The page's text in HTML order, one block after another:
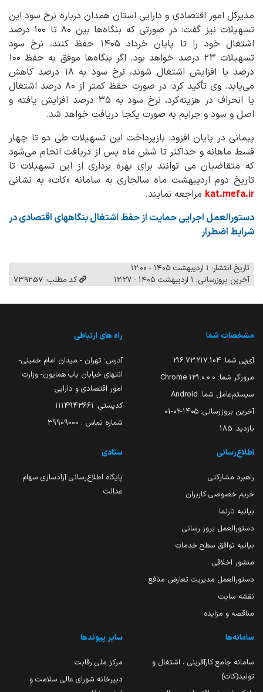
مدیرکل امور اقتصادی و دارایی استان همدان درباره نرخ سود این
تسهیلات نیز گفت: در صورتی که بنگاه‌ها بین ۸۰ تا ۱۰۰ درصد
اشتغال خود را تا پایان خرداد ۱۴۰۵ حفظ کنند، نرخ سود
تسهیلات ۲۳ درصد خواهد بود. اگر بنگاه‌ها موفق به حفظ ۱۰۰
درصد یا افزایش اشتغال شوند، نرخ سود به ۱۸ درصد کاهش
می‌یابد. وی تأکید کرد: در صورت حفظ کمتر از ۸۰ درصد اشتغال
یا انحراف در هزینه‌کرد، نرخ سود به ۳۵ درصد افزایش یافته و
اصل و سود و جرایم به صورت یکجا دریافت خواهد شد.
پیمانی در پایان افزود: بازپرداخت این تسهیلات طی دو تا چهار
قسط ماهانه و حداکثر تا شش ماه پس از دریافت انجام می‌شود
که متقاضیان می توانند برای بهره برداری از این تسهیلات تا
تاریخ دوم اردیبهشت ماه سالجاری به سامانه «کات» به نشانی
kat.mefa.ir مراجعه نمایند.
دستورالعمل اجرایی حمایت از حفظ اشتغال بنگاههای اقتصادی در
شرایط اضطرار
تاریخ انتشار: ۱ اردیبهشت ۱۴۰۵ - ۱۲:۰۰
آخرین بروزرسانی: ۱ اردیبهشت ۱۴۰۵ - ۱۲:۲۷
کد مطلب: 739257
مشخصات شما
آی‌پی شما: 216.73.217.104
مرورگر شما: 131.0.0.0 Chrome
سیستم‌عامل شما: Android
آخرین بروزرسانی: ۱۴۰۵-۰۲-۰۱
بازدید: 185
راه های ارتباطی
آدرس: تهران - میدان امام خمینی-
انتهای خیابان باب همایون- وزارت
امور اقتصادی و دارایی
کدپستی: ۱۱۱۴۹۴۳۶۶۱
شماره تماس : 39909000
اطلاع‌رسانی
راهبرد مشارکتی
حریم خصوصی کاربران
بیانیه تارنما
دستورالعمل بروز رسانی
بیانیه توافق سطح خدمات
منشور اخلاقی
دستورالعمل مدیریت تعارض منافع
نقشه سایت
مناقصه و مزایده
ستادی
پایگاه اطلاع‌رسانی آزادسازی سهام
عدالت
سامانه‌ها
سامانه جامع کارآفرینی ، اشتغال و
تولید(کات)
سایر پیوندها
مرکز ملی رقابت
دبیرخانه شورای عالی سلامت و